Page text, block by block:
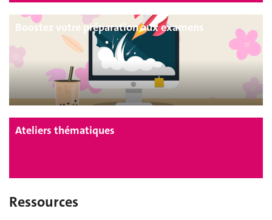
Boostez votre préparation aux examens
Ateliers thématiques
Ressources